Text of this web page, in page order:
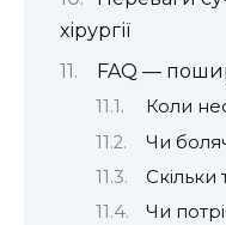
хірургії
FAQ —
Коли
Чи
Чи